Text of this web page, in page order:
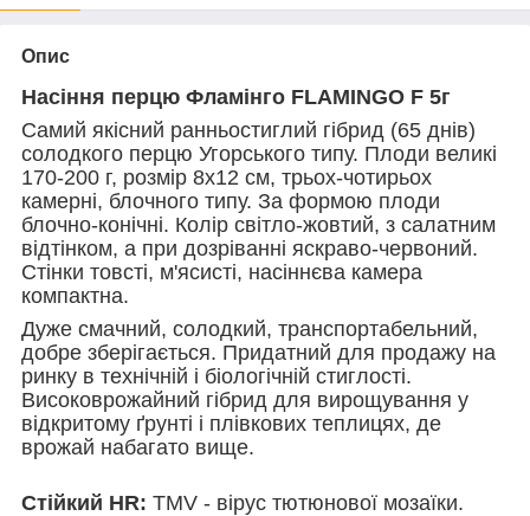
Опис
Насіння перцю Фламінго FLAMINGO F 5г
Самий якісний ранньостиглий гібрид (65 днів)
солодкого перцю Угорського типу. Плоди великі
170-200 г, розмір 8х12 см, трьох-чотирьох
камерні, блочного типу. За формою плоди
блочно-конічні. Колір світло-жовтий, з салатним
відтінком, а при дозріванні яскраво-червоний.
Стінки товсті, м'ясисті, насіннєва камера
компактна.
Дуже смачний, солодкий, транспортабельний,
добре зберігається. Придатний для продажу на
ринку в технічній і біологічній стиглості.
Високоврожайний гібрид для вирощування у
відкритому ґрунті і плівкових теплицях, де
врожай набагато вище.
Стійкий HR: TMV - вірус тютюнової мозаїки.